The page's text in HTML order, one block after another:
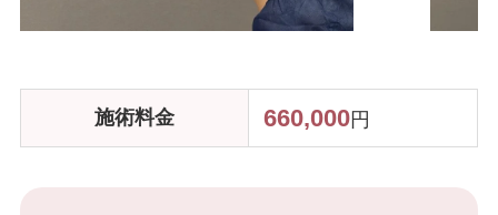
施術料金 660,000円